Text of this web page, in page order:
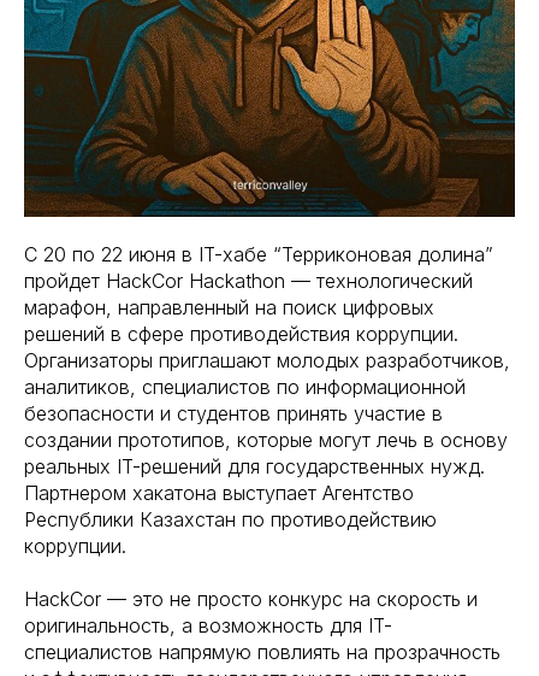
С 20 по 22 июня в IT-хабе “Терриконовая долина”
пройдет HackCor Hackathon — технологический
марафон, направленный на поиск цифровых
решений в сфере противодействия коррупции.
Организаторы приглашают молодых разработчиков,
аналитиков, специалистов по информационной
безопасности и студентов принять участие в
создании прототипов, которые могут лечь в основу
реальных IT-решений для государственных нужд.
Партнером хакатона выступает Агентство
Республики Казахстан по противодействию
коррупции.
HackCor — это не просто конкурс на скорость и
оригинальность, а возможность для IT-
специалистов напрямую повлиять на прозрачность